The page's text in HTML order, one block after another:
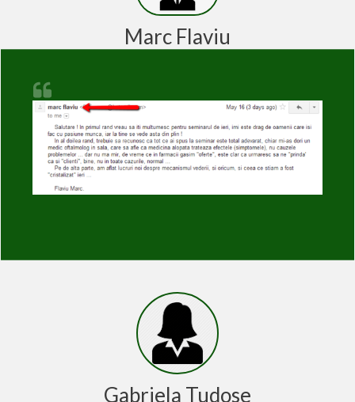
Marc Flaviu
Gabriela Tudose